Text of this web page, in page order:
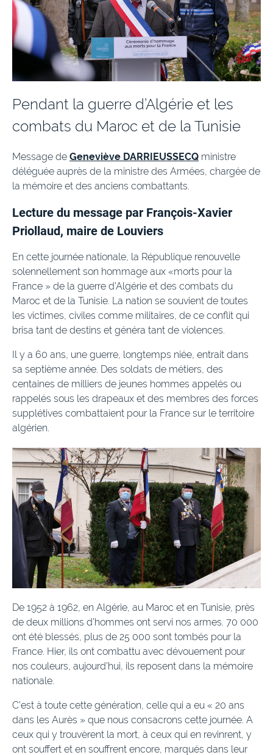
Pendant la guerre d’Algérie et les
combats du Maroc et de la Tunisie
Message de Geneviève DARRIEUSSECQ ministre
déléguée auprès de la ministre des Armées, chargée de
la mémoire et des anciens combattants.
Lecture du message par François-Xavier
Priollaud, maire de Louviers
En cette journée nationale, la République renouvelle
solennellement son hommage aux «morts pour la
France » de la guerre d’Algérie et des combats du
Maroc et de la Tunisie. La nation se souvient de toutes
les victimes, civiles comme militaires, de ce conflit qui
brisa tant de destins et généra tant de violences.
Il y a 60 ans, une guerre, longtemps niée, entrait dans
sa septième année. Des soldats de métiers, des
centaines de milliers de jeunes hommes appelés ou
rappelés sous les drapeaux et des membres des forces
supplétives combattaient pour la France sur le territoire
algérien.
De 1952 à 1962, en Algérie, au Maroc et en Tunisie, près
de deux millions d’hommes ont servi nos armes. 70 000
ont été blessés, plus de 25 000 sont tombés pour la
France. Hier, ils ont combattu avec dévouement pour
nos couleurs, aujourd’hui, ils reposent dans la mémoire
nationale.
C’est à toute cette génération, celle qui a eu « 20 ans
dans les Aurès » que nous consacrons cette journée. A
ceux qui y trouvèrent la mort, à ceux qui en revinrent, y
ont souffert et en souffrent encore, marqués dans leur